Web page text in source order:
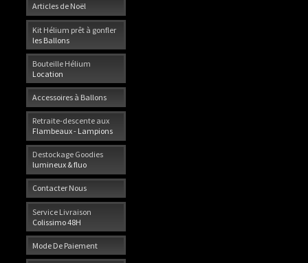
Articles de Noël
Kit Hélium prêt à gonfler
les Ballons
Bouteille Hélium
Location
Accessoires à Ballons
Retraite-descente aux
Flambeaux - Lampions
Destockage Goodies
lumineux & fluo
Contacter Nous
Service Livraison
Colissimo 48H
Mode De Paiement